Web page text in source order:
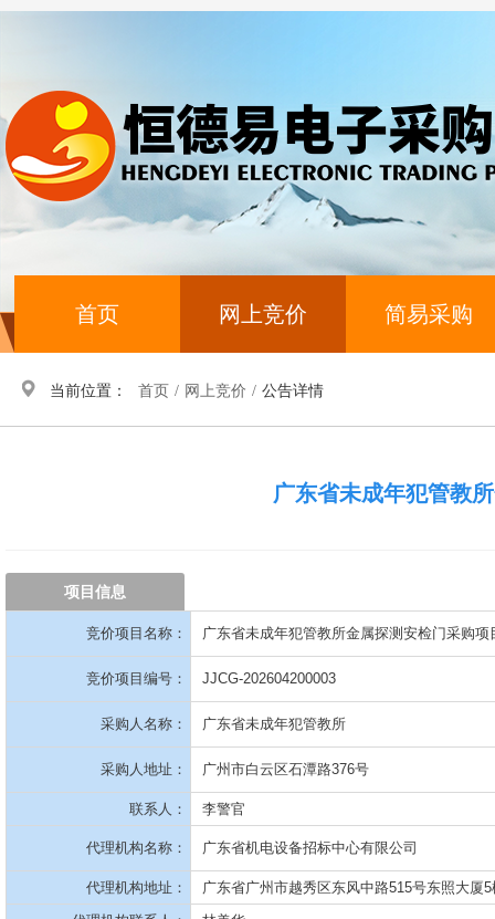
首页 网上竞价 简易采购
当前位置： 首页 / 网上竞价 / 公告详情